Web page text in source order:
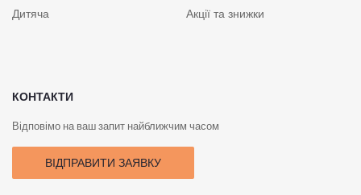
Дитяча
Акції та знижки
КОНТАКТИ
Відповімо на ваш запит найближчим часом
ВІДПРАВИТИ ЗАЯВКУ